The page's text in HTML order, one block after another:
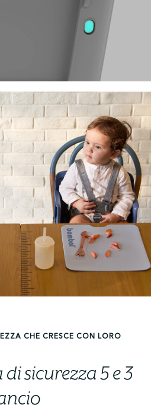
CHE CRESCE CON LORO
sicurezza 5 e 3